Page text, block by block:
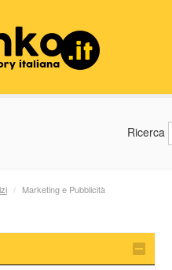
Ricerca
/ Marketing e Pubblicità